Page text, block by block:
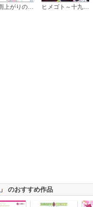
恋は雨上がりのように ヒメゴト～十九歳の制服～
」 のおすすめ作品